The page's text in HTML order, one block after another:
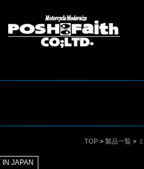
TOP > 製品一覧 >
IN JAPAN